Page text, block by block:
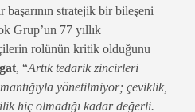
stratejik bir bileşeni
Grup’un 77 yıllık
rolünün kritik olduğunu
, “Artık tedarik zincirleri
yönetilmiyor; çeviklik,
hiç olmadığı kadar değerli.